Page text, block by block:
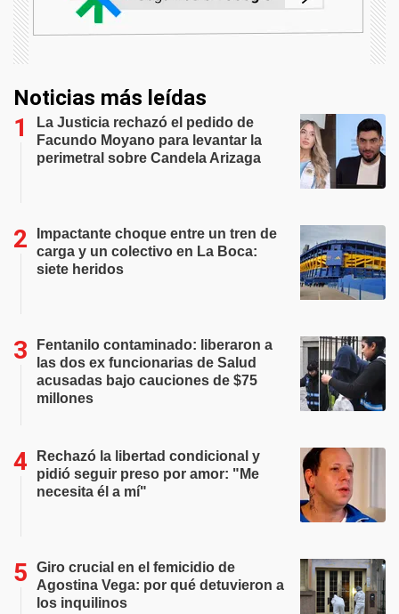
Noticias más leídas
La Justicia rechazó el pedido de
Facundo Moyano para levantar la
perimetral sobre Candela Arizaga
Impactante choque entre un tren de
carga y un colectivo en La Boca:
siete heridos
Fentanilo contaminado: liberaron a
las dos ex funcionarias de Salud
acusadas bajo cauciones de $75
millones
Rechazó la libertad condicional y
pidió seguir preso por amor: "Me
necesita él a mí"
Giro crucial en el femicidio de
Agostina Vega: por qué detuvieron a
los inquilinos